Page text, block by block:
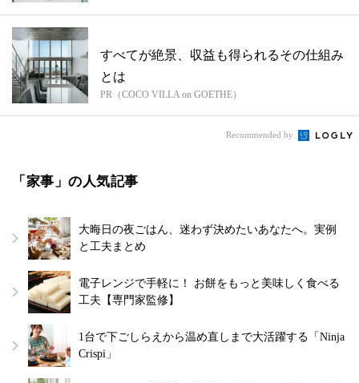
すべてが絶景、収益も得られるその仕組み
とは
PR（COCO VILLA on GOETHE）
Recommended by
「家事」の人気記事
大晦日の夜ごはん、迷わず決めたいあなたへ。実例
と工夫まとめ
電子レンジで手軽に！ お餅をもっと美味しく食べる
工夫【専門家監修】
1台で下ごしらえから温め直しまで大活躍する「Ninja
Crispi」